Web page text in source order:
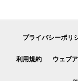
プライバシーポリ
利用規約 ウェブ